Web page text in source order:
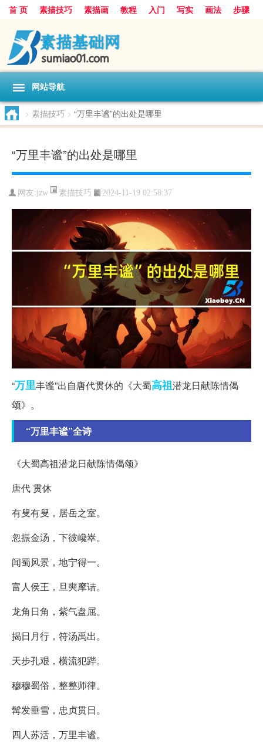
首 页 素描技巧 素描画 教程 入门 写实 画法
步骤
基础
超写实
网站导航
> 素描技巧 > “万里丰谧”的出处是哪里
“万里丰谧”的出处是哪里
网友:jzw 素描技巧 2024-11-19 02:58:37
“万里丰谧”出自唐代贯休的《大蜀高祖潜龙日献陈情偈
颂》。
“万里丰谧”全诗
《大蜀高祖潜龙日献陈情偈颂》
唐代 贯休
有叟有叟，居岳之室。
忽振金汤，下彼巉崒。
闻蜀风景，地宁得一。
富人侯王，旦奭摩诘。
龙角日角，紫气盘屈。
揭日月行，符汤禹出。
天步孔艰，横流犯跸。
穆穆蜀俗，整整师律。
髯发垂雪，忠贞贯日。
四人苏活，万里丰谧。